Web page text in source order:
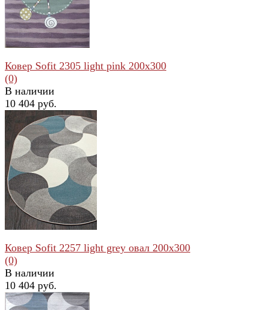
избранное сравнить
Ковер Sofit 2305 light pink 200x300
(0)
В наличии
10 404 руб.
Ковер Sofit 2257 light grey овал 200x300
(0)
В наличии
10 404 руб.